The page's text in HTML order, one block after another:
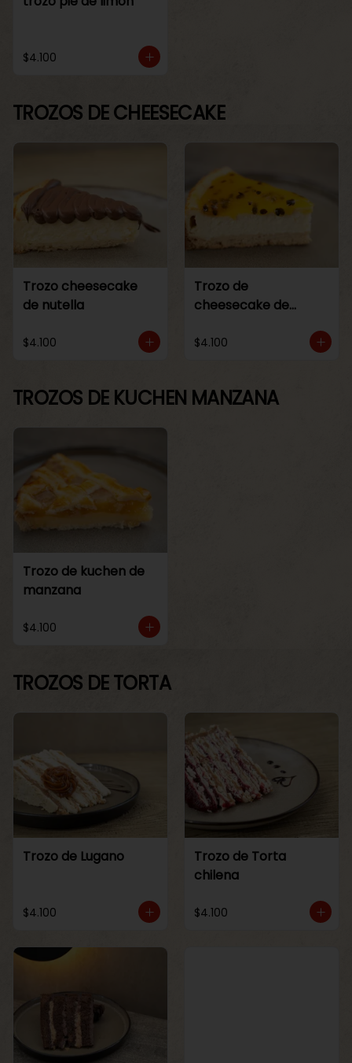
$4.100
TROZOS DE CHEESECAKE
Trozo cheesecake
de nutella
$4.100
Trozo de
cheesecake de
$4.100
TROZOS DE KUCHEN MANZANA
Trozo de kuchen de
manzana
$4.100
TROZOS DE TORTA
Trozo de Lugano
$4.100
Trozo de Torta
chilena
$4.100